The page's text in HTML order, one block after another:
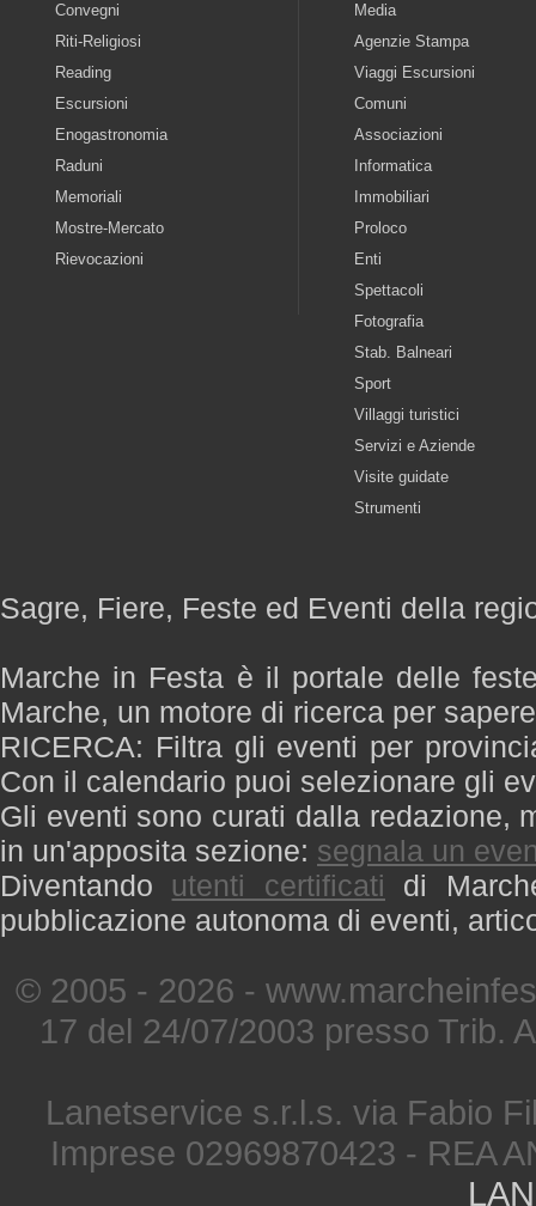
Convegni
Riti-Religiosi
Reading
Escursioni
Enogastronomia
Raduni
Memoriali
Mostre-Mercato
Rievocazioni
Media
Agenzie Stampa
Viaggi Escursioni
Comuni
Associazioni
Informatica
Immobiliari
Proloco
Enti
Spettacoli
Fotografia
Stab. Balneari
Sport
Villaggi turistici
Servizi e Aziende
Visite guidate
Strumenti
Sagre, Fiere, Feste ed Eventi della
Marche in Festa è il portale delle
Marche, un motore di ricerca per
RICERCA: Filtra gli eventi per
Con il calendario puoi selezionare gli
Gli eventi sono curati dalla redazione,
in un'apposita sezione: segnala un
Diventando utenti certificati di
pubblicazione autonoma di eventi,
© 2005 - 2026 -
17 del 24/07/2003 presso Trib.
Lanetservice s.r.l.s. via Fabio
Imprese 02969870423 - REA